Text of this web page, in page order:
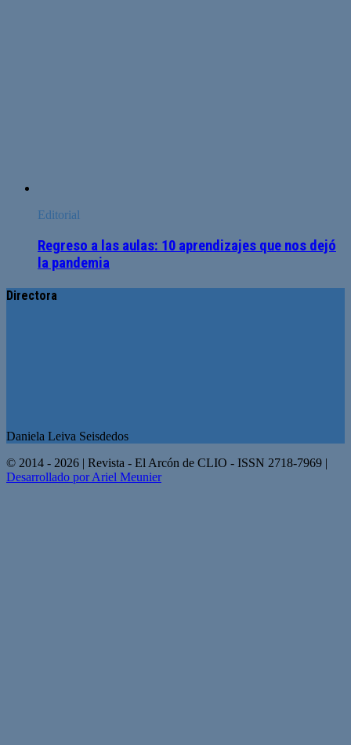
Editorial
Regreso a las aulas: 10 aprendizajes que nos dejó
la pandemia
Directora
Daniela Leiva Seisdedos
© 2014 - 2026 | Revista - El Arcón de CLIO - ISSN 2718-7969 |
Desarrollado por Ariel Meunier